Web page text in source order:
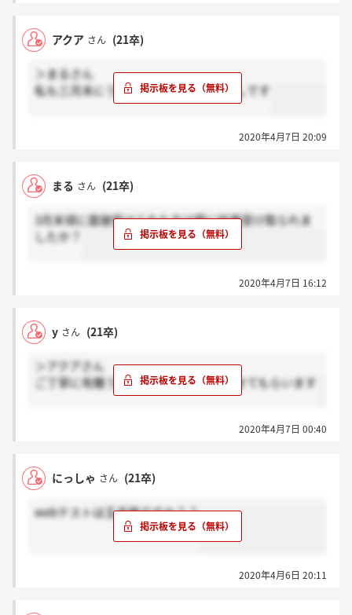
アクア さん (21卒)
＞まるさん
私も三月末にうけましたがまだ連絡なしです
2020年4月7日 20:09
まる さん (21卒)
3月末頃に面接受けられた方は既に結果受け取られま
したか？
2020年4月7日 16:12
y さん (21卒)
＞アクアさん
ご丁寧に有難うございます！参考にさせてもらいます
2020年4月7日 00:40
にっしゃ さん (21卒)
webテストは玉手箱ですか？？
2020年4月6日 20:11